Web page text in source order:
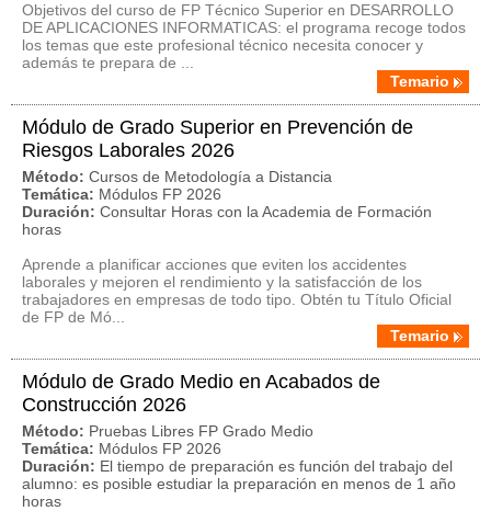
Objetivos del curso de FP Técnico Superior en DESARROLLO
DE APLICACIONES INFORMATICAS: el programa recoge todos
los temas que este profesional técnico necesita conocer y
además te prepara de ...
Temario
Módulo de Grado Superior en Prevención de
Riesgos Laborales 2026
Método: Cursos de Metodología a Distancia
Temática: Módulos FP 2026
Duración: Consultar Horas con la Academia de Formación
horas
Aprende a planificar acciones que eviten los accidentes
laborales y mejoren el rendimiento y la satisfacción de los
trabajadores en empresas de todo tipo. Obtén tu Título Oficial
de FP de Mó...
Temario
Módulo de Grado Medio en Acabados de
Construcción 2026
Método: Pruebas Libres FP Grado Medio
Temática: Módulos FP 2026
Duración: El tiempo de preparación es función del trabajo del
alumno: es posible estudiar la preparación en menos de 1 año
horas